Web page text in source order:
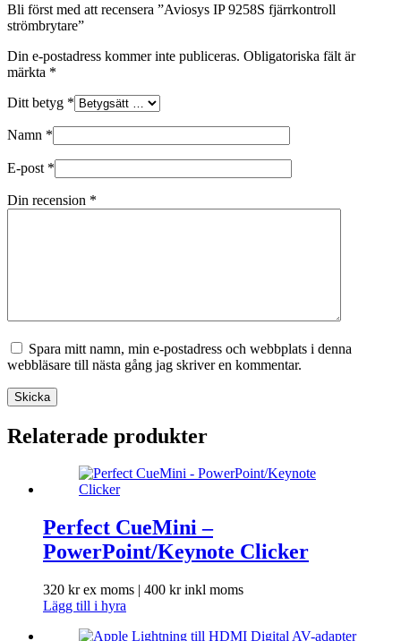
Bli först med att recensera ”Aviosys IP 9258S fjärrkontroll
strömbrytare”
Din e-postadress kommer inte publiceras. Obligatoriska fält är
märkta *
Ditt betyg *
Namn *
E-post *
Din recension *
Spara mitt namn, min e-postadress och webbplats i denna
webbläsare till nästa gång jag skriver en kommentar.
Skicka
Relaterade produkter
Perfect CueMini –
PowerPoint/Keynote Clicker
320 krex moms | 400 krinkl moms
Lägg till i hyra